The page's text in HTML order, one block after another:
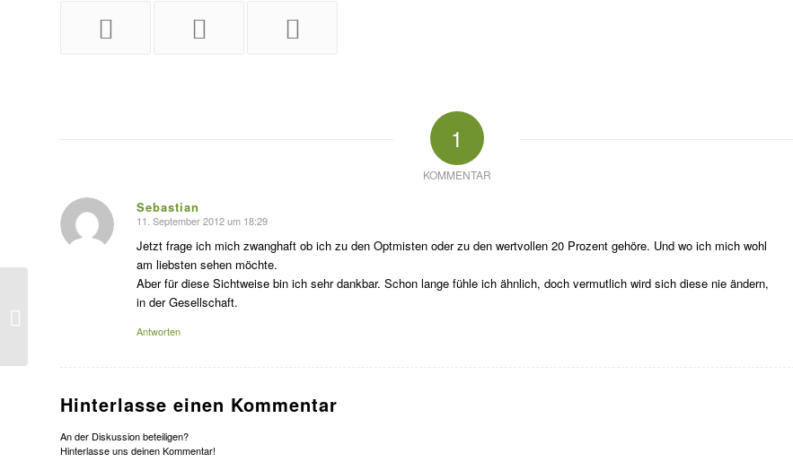
1
KOMMENTAR
Sebastian
s
agte:
11. September 2012 um 18:29
Jetzt frage ich mich zwanghaft ob ich zu den Optmisten oder zu den wertvollen 20 Prozent gehöre. Und wo ich mich wohl
am liebsten sehen möchte.
Aber für diese Sichtweise bin ich sehr dankbar. Schon lange fühle ich ähnlich, doch vermutlich wird sich diese nie ändern,
in der Gesellschaft.
Antworten
Hinterlasse einen Kommentar
An der Diskussion beteiligen?
Hinterlasse uns deinen Kommentar!